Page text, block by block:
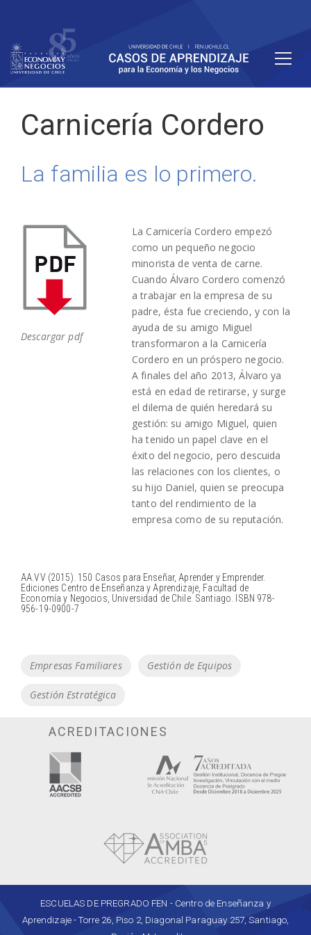
Carnicería Cordero
La familia es lo primero.
Descargar pdf
La Carnicería Cordero empezó
como un pequeño negocio
minorista de venta de carne.
Cuando Álvaro Cordero comenzó
a trabajar en la empresa de su
padre, ésta fue creciendo, y con la
ayuda de su amigo Miguel
transformaron a la Carnicería
Cordero en un próspero negocio.
A finales del año 2013, Álvaro ya
está en edad de retirarse, y surge
el dilema de quién heredará su
gestión: su amigo Miguel, quien
ha tenido un papel clave en el
éxito del negocio, pero descuida
las relaciones con los clientes, o
su hijo Daniel, quien se preocupa
tanto del rendimiento de la
empresa como de su reputación.
AA.VV (2015). 150 Casos para Enseñar, Aprender y Emprender.
Ediciones Centro de Enseñanza y Aprendizaje, Facultad de
Economía y Negocios, Universidad de Chile. Santiago. ISBN 978-
956-19-0900-7
Tags
Empresas Familiares Gestión de Equipos
Gestión Estratégica
ACREDITACIONES
ESCUELAS DE PREGRADO FEN - Centro de Enseñanza y
Aprendizaje - Torre 26, Piso 2, Diagonal Paraguay 257, Santiago,